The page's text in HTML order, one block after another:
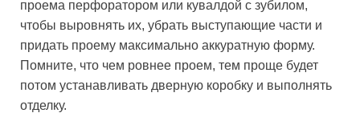
проема перфоратором или кувалдой с зубилом,
чтобы выровнять их, убрать выступающие части и
придать проему максимально аккуратную форму.
Помните, что чем ровнее проем, тем проще будет
потом устанавливать дверную коробку и выполнять
отделку.